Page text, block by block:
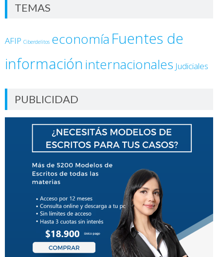
TEMAS
AFIP Ciberdelitos economía Fuentes de
informacióninternacionales Judiciales
PUBLICIDAD